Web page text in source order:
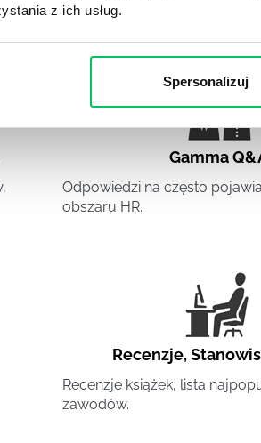
z ich usług.
Spersonalizuj
Gamma
Odpowiedzi na często
obszaru HR.
Recenzje,
Recenzje książek, lista
zawodów.